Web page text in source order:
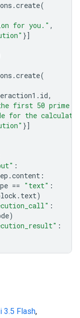
.create(
for you." ,
}]
.create(
. id,
first 50 prime
for the
}]
:
.content :
== "text" :
. text)
:
)
:
3.5 Flash,